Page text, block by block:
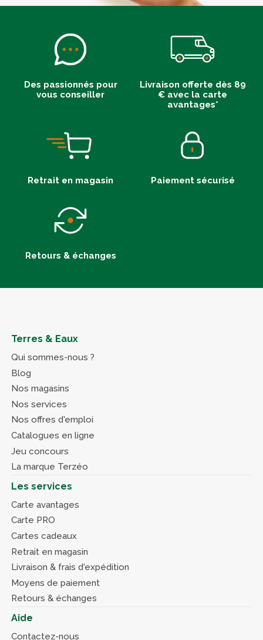
Des passionnés pour
vous conseiller
Livraison offerte dès 89
€ avec la carte
avantages*
Retrait en magasin Paiement sécurisé
Retours & échanges
Terres & Eaux
Qui sommes-nous ?
Blog
Nos magasins
Nos services
Nos offres d'emploi
Catalogues en ligne
Jeu concours
La marque Terzéo
Les services
Carte avantages
Carte PRO
Cartes cadeaux
Retrait en magasin
Livraison & frais d'expédition
Moyens de paiement
Retours & échanges
Aide
Contactez-nous